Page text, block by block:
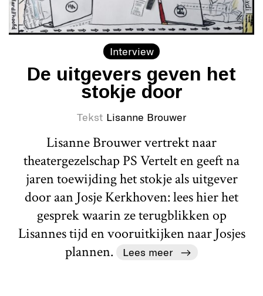
Interview
De uitgevers geven het
stokje door
Tekst Lisanne Brouwer
Lisanne Brouwer vertrekt naar
theatergezelschap PS Vertelt en geeft na
jaren toewijding het stokje als uitgever
door aan Josje Kerkhoven: lees hier het
gesprek waarin ze terugblikken op
Lisannes tijd en vooruitkijken naar Josjes
plannen.
Lees meer